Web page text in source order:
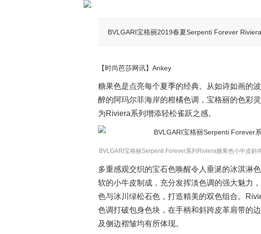
BVLGARI宝格丽2019春夏Serpenti Forever
【时尚芭莎网讯】Ankey
糖果色是点亮每个夏季的经典。从如诗如画的
醉的阿玛尔菲海岸的柑橘色调，宝格丽的色彩
为Riviera系列增添轻松雀跃之感。
BVLGARI宝格丽Serpenti Forever系列Riviera糖果色小牛皮
多重感观交织的宝石色唤醒令人垂涎的冰淇淋
软的小牛皮制成，充分发挥淡色调的强大魅力
色与冰川绿松石色，打造精美的双色组合。
色调打破包身色块，在手柄和斜跨皮革肩带的
及侧边褶皱均有所体现。